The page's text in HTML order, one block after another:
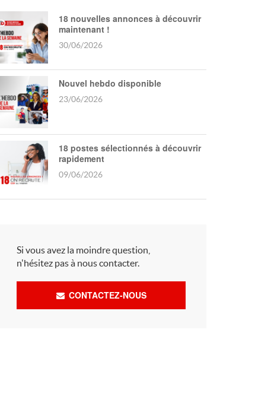
18 nouvelles annonces à découvrir
maintenant !
30/06/2026
Nouvel hebdo disponible
23/06/2026
18 postes sélectionnés à découvrir
rapidement
09/06/2026
Si vous avez la moindre question,
n'hésitez pas à nous contacter.
CONTACTEZ-NOUS